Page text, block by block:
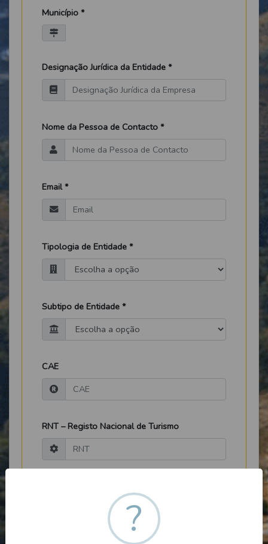
Município *
Designação Jurídica da Entidade *
Nome da Pessoa de Contacto *
Email *
Tipologia de Entidade *
Subtipo de Entidade *
CAE
RNT – Registo Nacional de Turismo
?